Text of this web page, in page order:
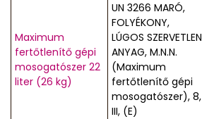
Maximum
fertőtlenítő gépi
mosogatószer 22
liter (26 kg)
UN 3266 MARÓ,
FOLYÉKONY,
LÚGOS SZERVETLEN
ANYAG, M.N.N.
(Maximum
fertőtlenítő gépi
mosogatószer), 8,
III, (E)